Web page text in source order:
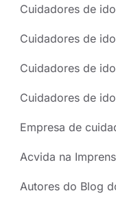
Cuidadores de
Cuidadores de
Cuidadores de
Cuidadores de
Empresa de
Acvida na
Autores do Blog